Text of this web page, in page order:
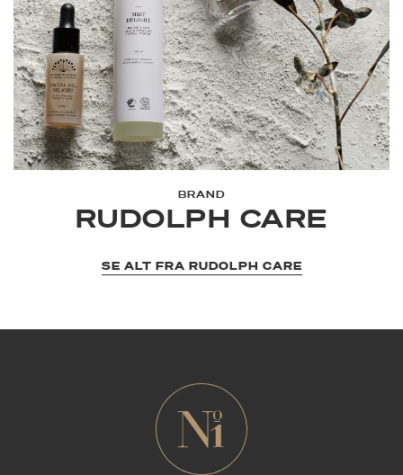
BRAND
RUDOLPH CARE
SE ALT FRA RUDOLPH CARE